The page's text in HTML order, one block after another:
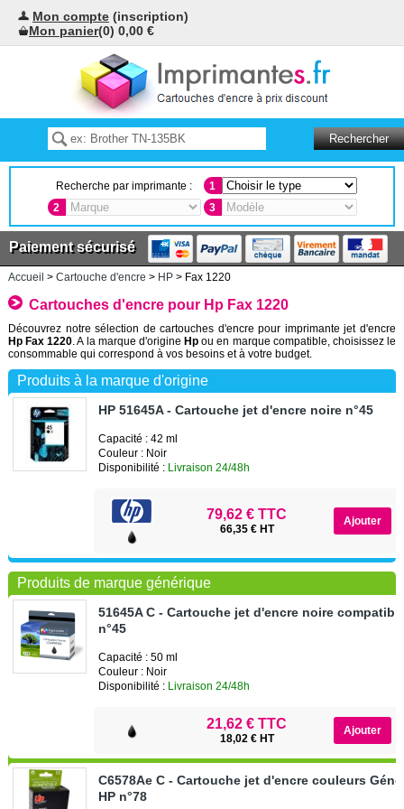
Mon compte (inscription)
Mon panier(0) 0,00 €
Recherche par imprimante :
1
2
3
Paiement sécurisé
Accueil > Cartouche d'encre > HP> Fax 1220
Cartouches d'encre pour Hp Fax 1220
Découvrez notre sélection de cartouches d'encre pour imprimante jet d'encre
Hp Fax 1220 . A la marque d'origineHp ou en marque compatible, choisissez le
consommable qui correspond à vos besoins et à votre budget.
Produits à la marque d'origine
HP 51645A - Cartouche jet d'encre noire n°45
Capacité : 42 ml
Couleur : Noir
Disponibilité : Livraison 24/48h
79,62 € TTC
66,35 € HT
Produits de marque générique
51645A C - Cartouche jet d'encre noire
n°45
Capacité : 50 ml
Couleur : Noir
Disponibilité : Livraison 24/48h
21,62 € TTC
18,02 € HT
C6578Ae C - Cartouche jet d'encre couleurs
HP n°78